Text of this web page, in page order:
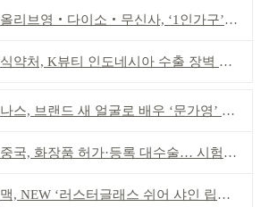
올리브영‧다이소‧무신사, ‘1인가구’가 이끈다
식약처, K뷰티 인도네시아 수출 장벽 완화 성과
나스, 브랜드 새 얼굴로 배우 ‘문가영’ 발탁
중국, 화장품 허가·등록 대수술… 시험자료 공용 허용
맥, NEW ‘러스터글래스 쉬어 샤인 립스틱’ 출시